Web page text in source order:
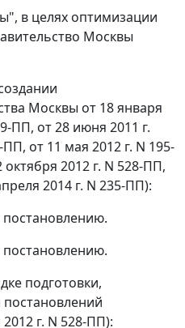
в целях оптимизации
Москвы
Москвы от 18 января
ПП, от 28 июня 2011 г.
от 11 мая 2012 г. N 195-
2012 г. N 528-ПП,
2014 г. N 235-ПП):
подготовки,
г. N 528-ПП):